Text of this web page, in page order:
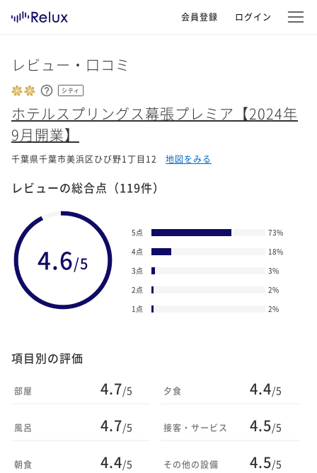
会員登録 ログイン
レビュー・口コミ
シティ
ホテルスプリングス幕張プレミア【2024年
9月開業】
千葉県千葉市美浜区ひび野1丁目12 地図をみる
レビューの総合点 （119件）
4.6/5
5点 73%
4点
18%
3点
3%
2点
2%
1点
2%
項目別の評価
部屋 4.7/5
風呂 4.7/5
朝食 4.4/5
夕食 4.4/5
接客・サービス 4.5/5
その他の設備 4.5/5